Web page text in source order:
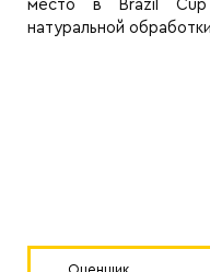
место в Brazil Cup
натуральной